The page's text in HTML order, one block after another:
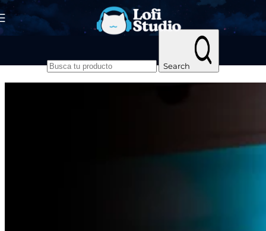
Skip to navigation Skip to main content
Search